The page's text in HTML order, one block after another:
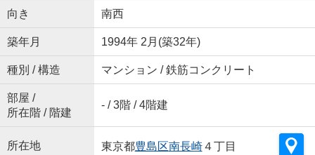
向き 南西
築年月 1994年 2月(築32年)
種別 / 構造 マンション / 鉄筋コンクリート
部屋 /
所在階 / 階建
- / 3階 / 4階建
所在地 東京都豊島区南長崎４丁目